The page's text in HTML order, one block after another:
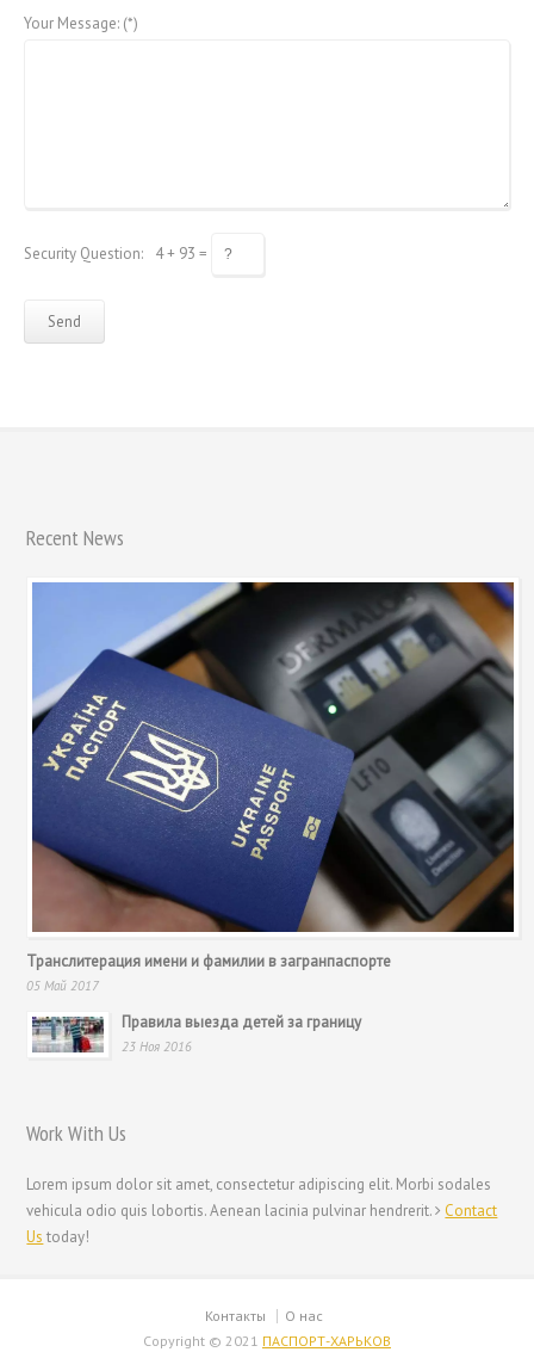
Your Message: (*)
Security Question: 4 + 93 =
Recent News
Транслитерация имени и фамилии в загранпаспорте
05 Май 2017
Правила выезда детей за границу
23 Ноя 2016
Work With Us
Lorem ipsum dolor sit amet, consectetur adipiscing elit. Morbi sodales
vehicula odio quis lobortis. Aenean lacinia pulvinar hendrerit. Contact
Us today!
Контакты
О нас
Copyright © 2021 ПАСПОРТ-ХАРЬКОВ